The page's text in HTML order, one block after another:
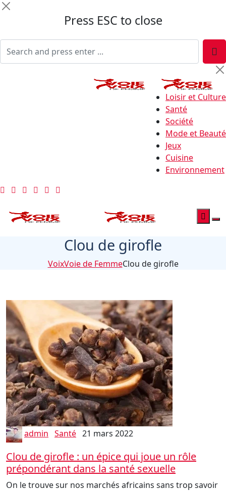
Press ESC to close
Loisir et Culture
Santé
Société
Mode et Beauté
Jeux
Cuisine
Environnement
Clou de girofle
VoixVoie de FemmeClou de girofle
admin Santé 21 mars 2022
Clou de girofle : un épice qui joue un rôle
prépondérant dans la santé sexuelle
On le trouve sur nos marchés africains sans trop savoir